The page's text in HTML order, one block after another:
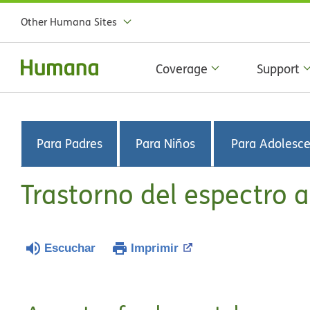
Other Humana Sites
Coverage Support
Para Padres Para Niños Para
Trastorno del espectro
Escuchar Imprimir